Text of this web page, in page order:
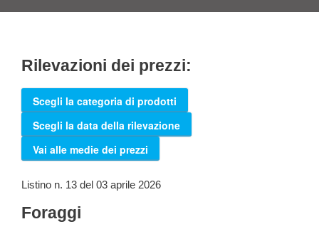
Rilevazioni dei prezzi:
Scegli la categoria di prodotti
Scegli la data della rilevazione
Vai alle medie dei prezzi
Listino n. 13 del 03 aprile 2026
Foraggi